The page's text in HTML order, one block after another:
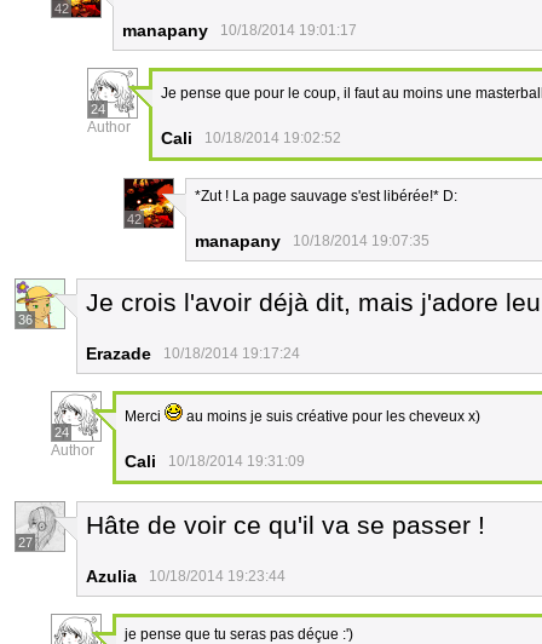
42
manapany 10/18/2014 19:01:17
24
Author
Je pense que pour le coup, il faut au moins une
Cali 10/18/2014 19:02:52
42
*Zut ! La page sauvage s'est libérée!* D:
manapany 10/18/2014 19:07:35
36
Je crois l'avoir déjà dit, mais j'adore
Erazade 10/18/2014 19:17:24
24
Author
Merci au moins je suis créative pour les cheveux x)
Cali 10/18/2014 19:31:09
27
Hâte de voir ce qu'il va se passer !
Azulia 10/18/2014 19:23:44
je pense que tu seras pas déçue :')